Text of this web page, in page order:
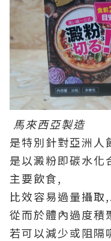
馬來西亞製造
是特別針對亞洲人
是以澱粉即碳水化
主要飲食,
比效容易過量攝
從而於體內過度積
若可以減少或阻隔